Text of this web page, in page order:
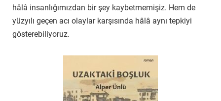
hâlâ insanlığımızdan bir şey kaybetmemişiz. Hem de
yüzyılı geçen acı olaylar karşısında hâlâ aynı tepkiyi
gösterebiliyoruz.